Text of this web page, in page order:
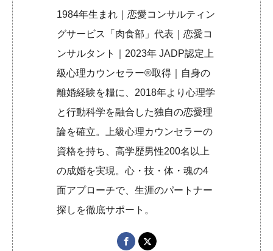
1984年生まれ｜恋愛コンサルティン
グサービス「肉食部」代表｜恋愛コ
ンサルタント｜2023年 JADP認定上
級心理カウンセラー®取得｜自身の
離婚経験を糧に、2018年より心理学
と行動科学を融合した独自の恋愛理
論を確立。上級心理カウンセラーの
資格を持ち、高学歴男性200名以上
の成婚を実現。心・技・体・魂の4
面アプローチで、生涯のパートナー
探しを徹底サポート。